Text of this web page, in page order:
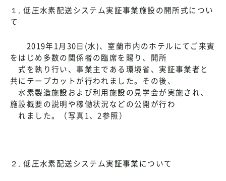
１. 低圧水素配送システム実証事業施設の開所式につい
て
2019年1月30日(水)、室蘭市内のホテルにてご来賓
をはじめ多数の関係者の臨席を賜り、開所
式を執り行い、事業主である環境省、実証事業者と
共にテープカットが行われました。その後、
水素製造施設および利用施設の見学会が実施され、
施設概要の説明や稼働状況などの公開が行わ
れました。（写真1、2参照）
２. 低圧水素配送システム実証事業について